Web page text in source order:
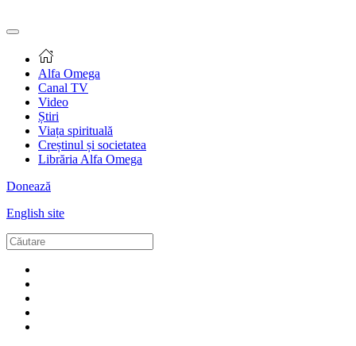
Alfa Omega
Canal TV
Video
Știri
Viața spirituală
Creștinul și societatea
Librăria Alfa Omega
Donează
English site